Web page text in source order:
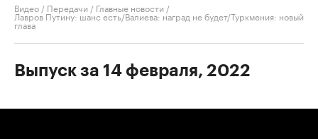
Видео / Передачи / Главные новости /
Лавров Путину: шанс есть/Валиева: наград не будет/Туркмения: новый
глава
Выпуск за 14 февраля, 2022